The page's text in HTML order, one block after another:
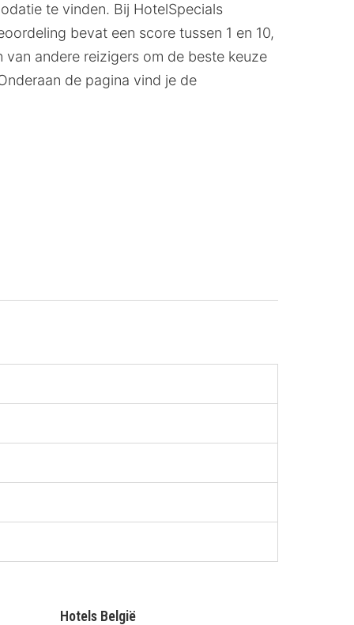
te vinden. Bij HotelSpecials
bevat een score tussen 1 en 10,
andere reizigers om de beste keuze
de pagina vind je de
Hotels België